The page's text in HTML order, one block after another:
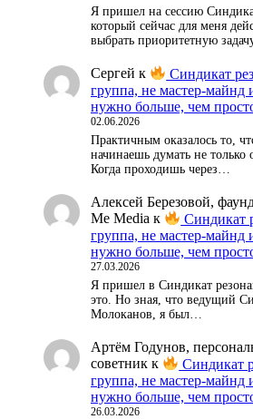
Я пришел на сессию
который сейчас для меня
выбрать приоритетную
Сергей к
Синдикат
группа, не мастер-
нужно больше, чем
02.06.2026
Практичным оказалось то,
начинаешь думать не только
Когда проходишь через…
Алексей Березовой,
Me Media к
Синдикат
группа, не мастер-
нужно больше, чем
27.03.2026
Я пришел в Синдикат
это. Но зная, что ведущий
Молоканов, я был…
Артём Годунов,
советник к
Синдикат
группа, не мастер-
нужно больше, чем
26.03.2026